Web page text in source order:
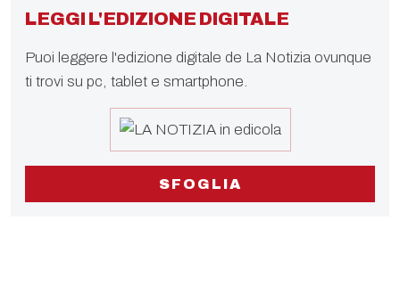
LEGGI L'EDIZIONE DIGITALE
Puoi leggere l'edizione digitale de La Notizia ovunque
ti trovi su pc, tablet e smartphone.
SFOGLIA